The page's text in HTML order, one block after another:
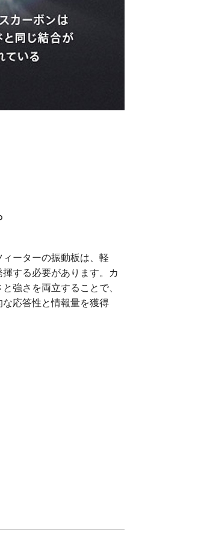
ーターの振動板は、軽
する必要があります。カ
強さを両立することで、
応答性と情報量を獲得